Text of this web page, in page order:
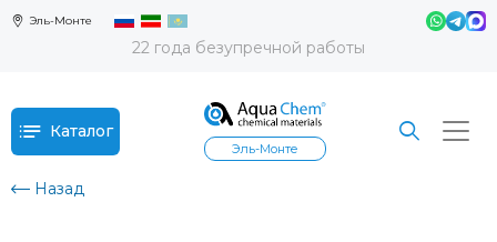
Эль-Монте
22 года безупречной работы
Каталог
Эль-Монте
Назад